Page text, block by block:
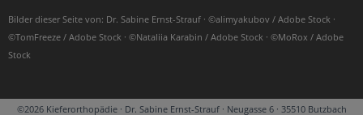
Bilder dieser Seite von: Dr. Sabine Ernst-Strauf · ©alimyakubov / Adobe Stock ·
©TomFreeze / Adobe Stock · ©Nataliia Karabin / Adobe Stock · ©MoRox / Adobe
Stock
©2026 Kieferorthopädie · Dr. Sabine Ernst-Strauf · Neugasse 6 · 35510 Butzbach